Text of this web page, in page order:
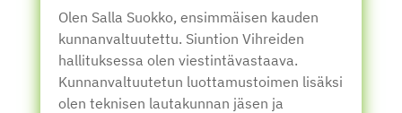
Olen Salla Suokko, ensimmäisen kauden
kunnanvaltuutettu. Siuntion Vihreiden
hallituksessa olen viestintävastaava.
Kunnanvaltuutetun luottamustoimen lisäksi
olen teknisen lautakunnan jäsen ja